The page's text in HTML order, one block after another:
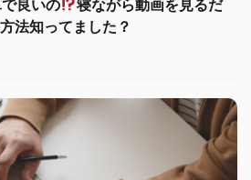
で良いの
寝ながら動画を見るだ
法知ってました？